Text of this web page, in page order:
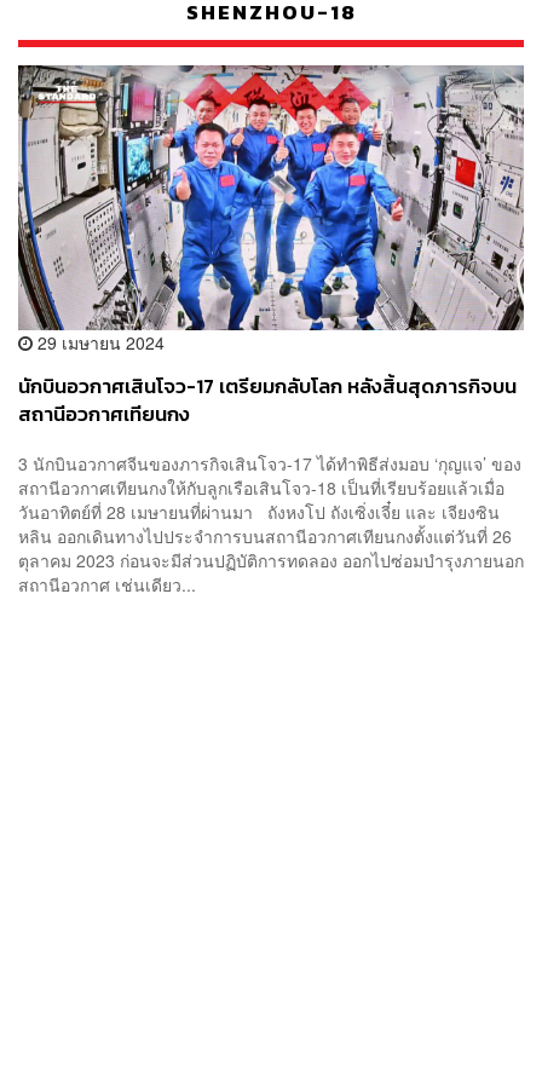
SHENZHOU-18
29 เมษายน 2024
นักบินอวกาศเสินโจว-17 เตรียมกลับโลก หลังสิ้นสุดภารกิจบน
สถานีอวกาศเทียนกง
3 นักบินอวกาศจีนของภารกิจเสินโจว-17 ได้ทำพิธีส่งมอบ ‘กุญแจ’ ของ
สถานีอวกาศเทียนกงให้กับลูกเรือเสินโจว-18 เป็นที่เรียบร้อยแล้วเมื่อ
วันอาทิตย์ที่ 28 เมษายนที่ผ่านมา ถังหงโป ถังเซิ่งเจี๋ย และ เจียงซิน
หลิน ออกเดินทางไปประจำการบนสถานีอวกาศเทียนกงตั้งแต่วันที่ 26
ตุลาคม 2023 ก่อนจะมีส่วนปฏิบัติการทดลอง ออกไปซ่อมบำรุงภายนอก
สถานีอวกาศ เช่นเดียว...